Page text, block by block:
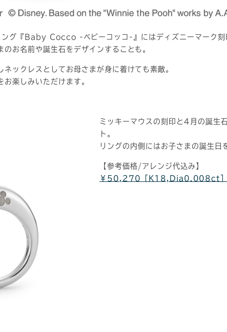
『Baby Cocco -ベビーコッコ-』にはディズニーマーク刻
お名前や誕生石をデザインすることも。
ックレスとしてお母さまが身に着けても素敵。
楽しみいただけます。
ミッキーマウスの刻印と4月の誕生
ト。
リングの内側にはお子さまの誕生日
【参考価格/アレンジ代込み】
￥50,270［K18,Dia0.008ct］